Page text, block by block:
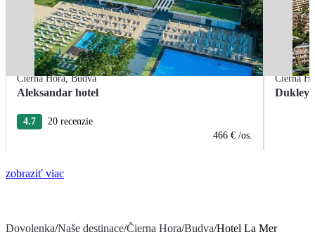
Čierna Hora,Budva
Aleksandar hotel
4.7
20 recenzie
466 € /os.
Čierna
Dukley
zobraziť viac
Dovolenka/Naše destinace/Čierna Hora/Budva/Hotel La Mer